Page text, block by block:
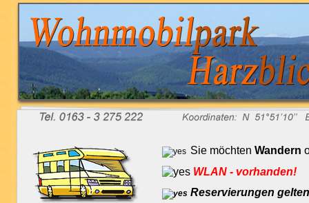
Sie möchten Wandern
WLAN - vorhanden!
Reservierungen